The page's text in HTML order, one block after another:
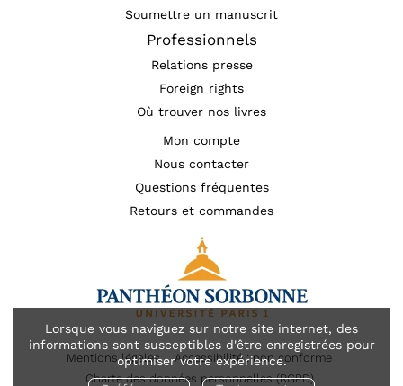
Lorsque vous naviguez sur notre site internet, des
informations sont susceptibles d'être enregistrées pour
optimiser votre expérience.
Soumettre un manuscrit
Professionnels
Relations presse
Foreign rights
Où trouver nos livres
Mon compte
Nous contacter
Questions fréquentes
Retours et commandes
Mentions légales
Accessibilité : non conforme
Charte des données personnelles (RGPD)